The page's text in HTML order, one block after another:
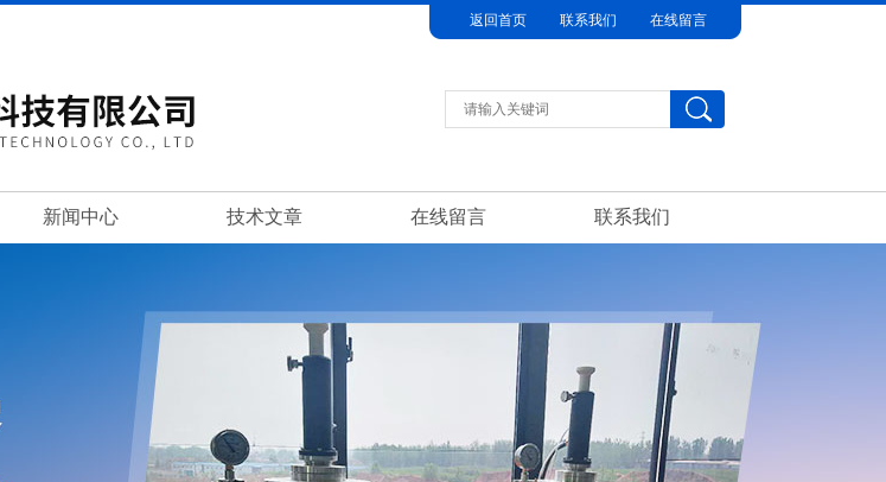
返回首页 联系我们 在线留言
新闻中心 技术文章 在线留言 联系我们